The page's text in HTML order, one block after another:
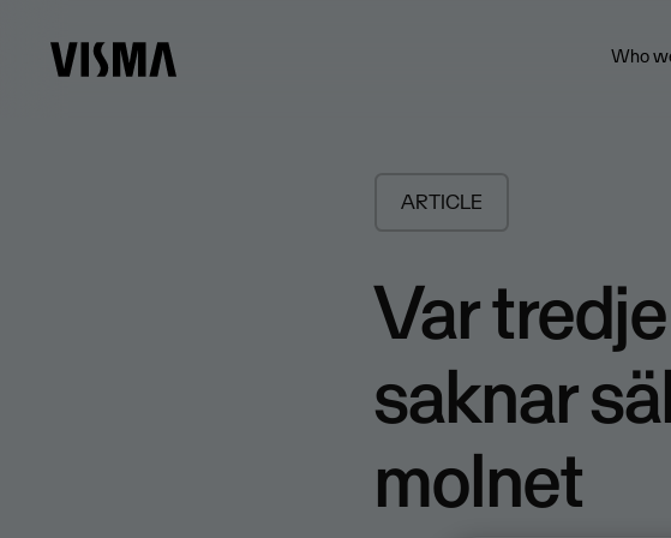
Who
ARTICLE
Var
saknar
molnet